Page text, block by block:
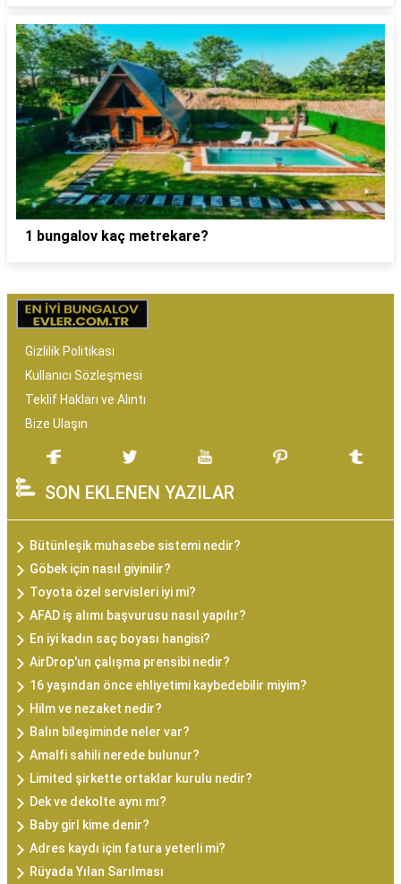
1 bungalov kaç metrekare?
Gizlilik Politikası
Kullanıcı Sözleşmesi
Teklif Hakları ve Alıntı
Bize Ulaşın
SON EKLENEN YAZILAR
Bütünleşik muhasebe sistemi nedir?
Göbek için nasıl giyinilir?
Toyota özel servisleri iyi mi?
AFAD iş alımı başvurusu nasıl yapılır?
En iyi kadın saç boyası hangisi?
AirDrop'un çalışma prensibi nedir?
16 yaşından önce ehliyetimi kaybedebilir miyim?
Hilm ve nezaket nedir?
Balın bileşiminde neler var?
Amalfi sahili nerede bulunur?
Limited şirkette ortaklar kurulu nedir?
Dek ve dekolte aynı mı?
Baby girl kime denir?
Adres kaydı için fatura yeterli mi?
Rüyada Yılan Sarılması